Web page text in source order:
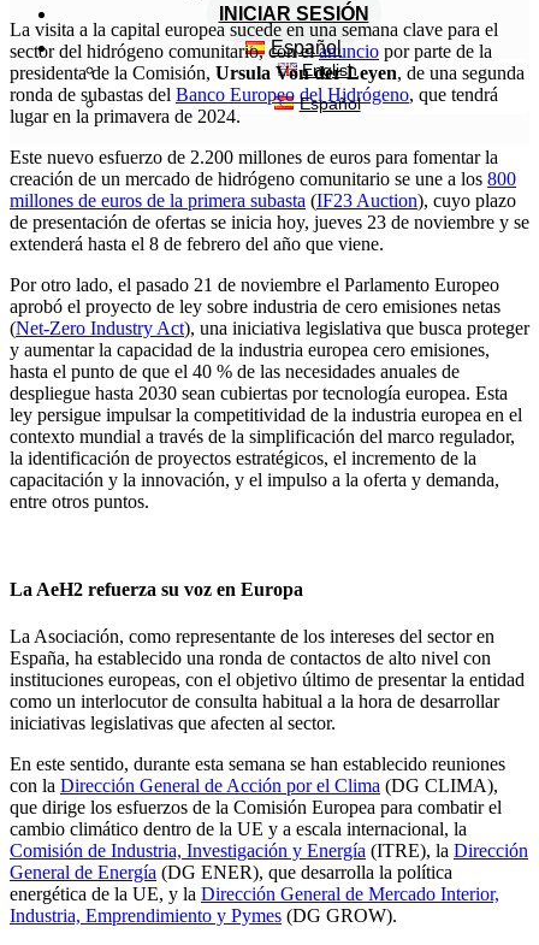
INICIAR SESIÓN
Español
English
Español
La visita a la capital europea sucede en una semana clave para el
sector del hidrógeno comunitario, con elanuncio por parte de la
presidenta de la Comisión, Ursula Von der Leyen, de una segunda
ronda de subastas del Banco Europeo del Hidrógeno, que tendrá
lugar en la primavera de 2024.
Este nuevo esfuerzo de 2.200 millones de euros para fomentar la
creación de un mercado de hidrógeno comunitario se une a los 800
millones de euros de la primera subasta (IF23 Auction), cuyo plazo
de presentación de ofertas se inicia hoy, jueves 23 de noviembre y se
extenderá hasta el 8 de febrero del año que viene.
Por otro lado, el pasado 21 de noviembre el Parlamento Europeo
aprobó el proyecto de ley sobre industria de cero emisiones netas
(Net-Zero Industry Act), una iniciativa legislativa que busca proteger
y aumentar la capacidad de la industria europea cero emisiones,
hasta el punto de que el 40 % de las necesidades anuales de
despliegue hasta 2030 sean cubiertas por tecnología europea. Esta
ley persigue impulsar la competitividad de la industria europea en el
contexto mundial a través de la simplificación del marco regulador,
la identificación de proyectos estratégicos, el incremento de la
capacitación y la innovación, y el impulso a la oferta y demanda,
entre otros puntos.
La AeH2 refuerza su voz en Europa
La Asociación, como representante de los intereses del sector en
España, ha establecido una ronda de contactos de alto nivel con
instituciones europeas, con el objetivo último de presentar la entidad
como un interlocutor de consulta habitual a la hora de desarrollar
iniciativas legislativas que afecten al sector.
En este sentido, durante esta semana se han establecido reuniones
con la Dirección General de Acción por el Clima (DG CLIMA),
que dirige los esfuerzos de la Comisión Europea para combatir el
cambio climático dentro de la UE y a escala internacional, la
Comisión de Industria, Investigación y Energía (ITRE), la Dirección
General de Energía (DG ENER), que desarrolla la política
energética de la UE, y la Dirección General de Mercado Interior,
Industria, Emprendimiento y Pymes (DG GROW).